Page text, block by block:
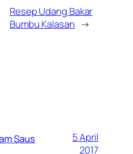
Resep Udang Bakar
Bumbu Kalasan →
Saus
5 April
2017